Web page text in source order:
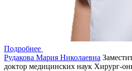
Подробнее
Рудакова Мария Николаевна
доктор медицинских наук Хирург-